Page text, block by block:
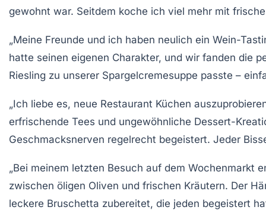
gewohnt war. Seitdem koche ich viel mehr mit
„Meine Freunde und ich haben neulich ein Wein-
hatte seinen eigenen Charakter, und wir fanden die
Riesling zu unserer Spargelcremesuppe passte –
„Ich liebe es, neue Restaurant Küchen
erfrischende Tees und ungewöhnliche Dessert-
Geschmacksnerven regelrecht begeistert. Jeder
„Bei meinem letzten Besuch auf dem Wochenmarkt
zwischen öligen Oliven und frischen Kräutern. Der
leckere Bruschetta zubereitet, die jeden begeistert